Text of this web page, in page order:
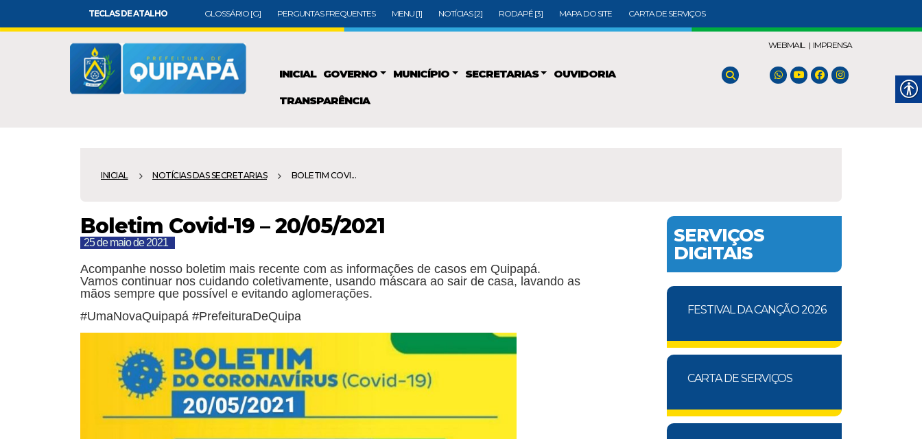
TECLAS DE ATALHO GLOSSÁRIO [G] PERGUNTAS FREQUENTES MENU [1] NOTÍCIAS [2] RODAPÉ [3] MAPA DO SITE CARTA DE SERVIÇOS
INICIAL GOVERNO MUNICÍPIO SECRETARIAS OUVIDORIA
TRANSPARÊNCIA
WEBMAIL | IMPRENSA
INICIAL NOTÍCIAS DAS SECRETARIAS BOLETIM COVI...
Boletim Covid-19 – 20/05/2021
25 de maio de 2021
Acompanhe nosso boletim mais recente com as informações de casos em Quipapá.
Vamos continuar nos cuidando coletivamente, usando máscara ao sair de casa, lavando as
mãos sempre que possível e evitando aglomerações.
#UmaNovaQuipapá #PrefeituraDeQuipa
SERVIÇOS
DIGITAIS
FESTIVAL DA CANÇÃO 2026
CARTA DE SERVIÇOS